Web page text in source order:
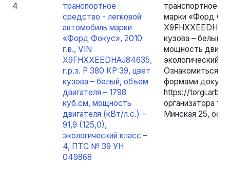
4
транспортное
средство - легковой
автомобиль марки
«Форд Фокус», 2010
г.в., VIN
X9FHXXEEDHAJ84635,
г.р.з. Р 380 КР 39, цвет
кузова – белый, объем
двигателя – 1798
куб.см, мощность
двигателя (кВт/л.с.) –
91,9 (125,0),
экологический класс –
4, ПТС № 39 УН
049868
транспортное
марки «Форд
кузова – белый,
мощность
экологический
Ознакомиться с
формами
https://
организатора
Минская 25, оф.